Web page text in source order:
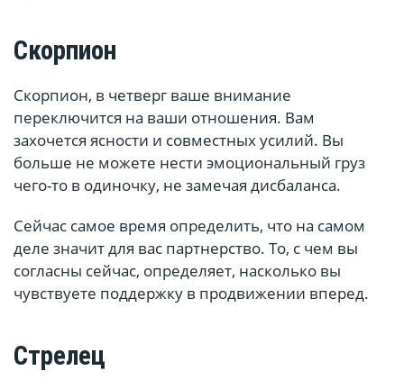
Скорпион
Скорпион, в четверг ваше внимание
переключится на ваши отношения. Вам
захочется ясности и совместных усилий. Вы
больше не можете нести эмоциональный груз
чего-то в одиночку, не замечая дисбаланса.
Сейчас самое время определить, что на самом
деле значит для вас партнерство. То, с чем вы
согласны сейчас, определяет, насколько вы
чувствуете поддержку в продвижении вперед.
Стрелец